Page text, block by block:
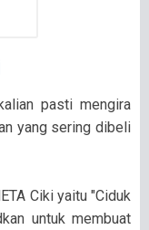
pasti mengira
yang sering dibeli
Ciki yaitu "Ciduk
untuk membuat